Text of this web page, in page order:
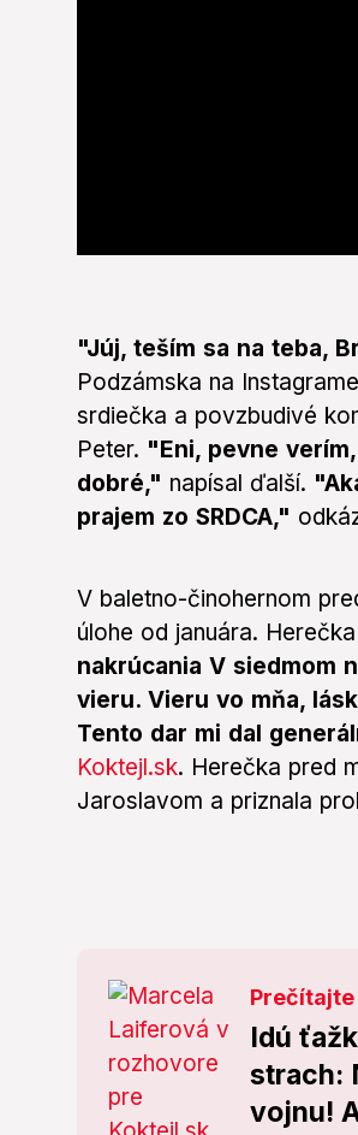
secondsVolume
0%
"Júj, teším sa na teba,
Podzámska na
srdiečka a povzbudivé
Peter. "Eni, pevne
dobré," napísal ďalší.
prajem zo SRDCA,"
V baletno-činohernom
úlohe od januára.
nakrúcania V siedmom
vieru. Vieru vo mňa,
Tento dar mi dal
Koktejl.sk. Herečka pred
Jaroslavom a priznala
Idú
strach:
vojnu!